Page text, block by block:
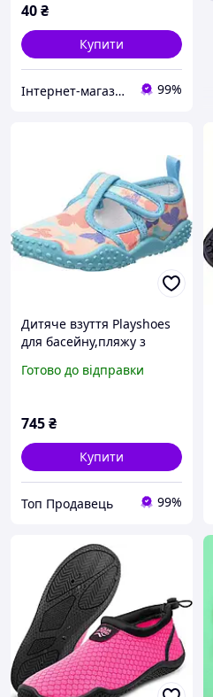
40₴
Купити
Інтернет-магазин "Толаніс" - ТОПові товари 99%
Дитяче взуття Playshoes
для басейну,пляжу з
захистом від
Готово до відправки
745₴
Купити
Топ Продавець 99%